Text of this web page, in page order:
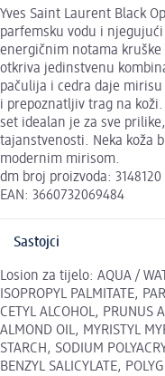
Yves Saint Laurent Black
parfemsku vodu i
energičnim notama
otkriva jedinstvenu
pačulija i cedra daje
i prepoznatljiv trag na
set idealan je za sve
tajanstvenosti. Neka koža
modernim mirisom.
dm broj proizvoda: 3148120
EAN: 3660732069484
Sastojci
Losion za tijelo: AQUA /
ISOPROPYL PALMITATE,
CETYL ALCOHOL, PRUNUS
ALMOND OIL, MYRISTYL
STARCH, SODIUM
BENZYL SALICYLATE,